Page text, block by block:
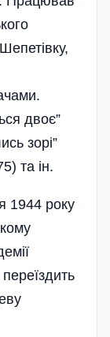
двоє”
зорі”
та ін.
1944 року